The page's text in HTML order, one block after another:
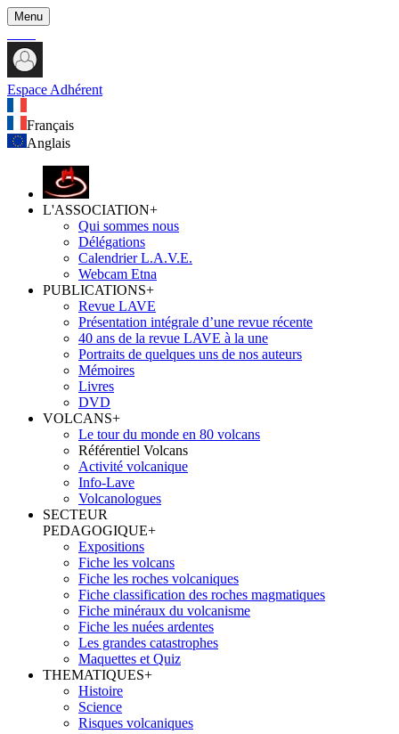
Menu
Espace Adhérent
Français
Anglais
L'ASSOCIATION+
Qui sommes nous
Délégations
Calendrier L.A.V.E.
Webcam Etna
PUBLICATIONS+
Revue LAVE
Présentation intégrale d’une revue récente
40 ans de la revue LAVE à la une
Portraits de quelques uns de nos auteurs
Mémoires
Livres
DVD
VOLCANS+
Le tour du monde en 80 volcans
Référentiel Volcans
Activité volcanique
Info-Lave
Volcanologues
SECTEUR
PEDAGOGIQUE+
Expositions
Fiche les volcans
Fiche les roches volcaniques
Fiche classification des roches magmatiques
Fiche minéraux du volcanisme
Fiche les nuées ardentes
Les grandes catastrophes
Maquettes et Quiz
THEMATIQUES+
Histoire
Science
Risques volcaniques